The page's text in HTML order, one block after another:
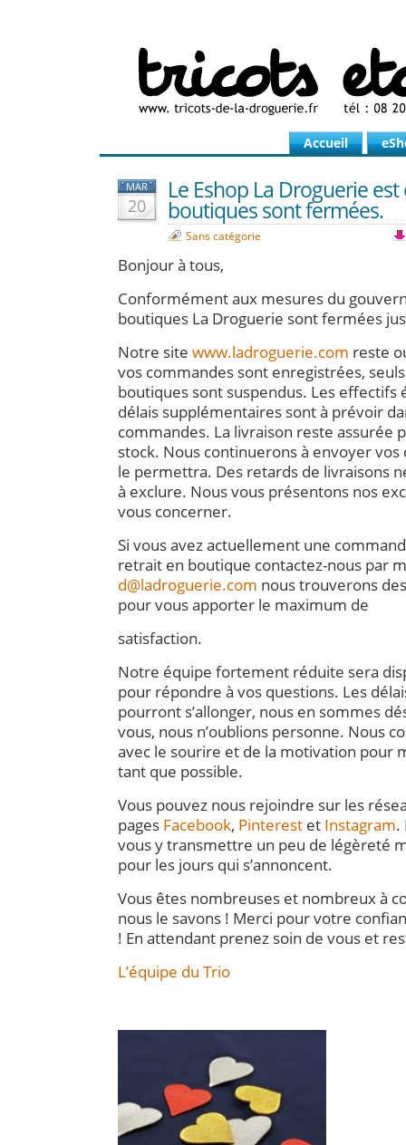
Accueil
MAR
20
Le Eshop La Droguerie
boutiques sont fermées.
Sans catégorie
Bonjour à tous,
Conformément aux mesures du
boutiques La Droguerie sont fermées
Notre site www.ladroguerie.com reste
vos commandes sont enregistrées,
boutiques sont suspendus. Les effectifs
délais supplémentaires sont à prévoir
commandes. La livraison reste assurée
stock. Nous continuerons à envoyer vos
le permettra. Des retards de livraisons
à exclure. Nous vous présentons nos
vous concerner.
Si vous avez actuellement une
retrait en boutique contactez-nous par
d@ladroguerie.com nous trouverons
pour vous apporter le maximum de
satisfaction.
Notre équipe fortement réduite sera
pour répondre à vos questions. Les
pourront s’allonger, nous en sommes
vous, nous n’oublions personne. Nous
avec le sourire et de la motivation pour
tant que possible.
Vous pouvez nous rejoindre sur les
pages Facebook, Pinterest et Instagram.
vous y transmettre un peu de légèreté
pour les jours qui s’annoncent.
Vous êtes nombreuses et nombreux à
nous le savons ! Merci pour votre
! En attendant prenez soin de vous et
L’équipe du Trio